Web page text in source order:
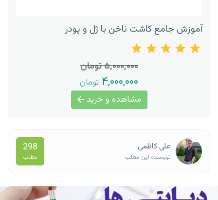
آموزش جامع کاشت ناخن با ژل و پودر
۵,۰۰۰,۰۰۰ تومان
۴,۰۰۰,۰۰۰ تومان
مشاهده و خرید
علی کاظمی
نویسنده این مطلب
298
مطلب